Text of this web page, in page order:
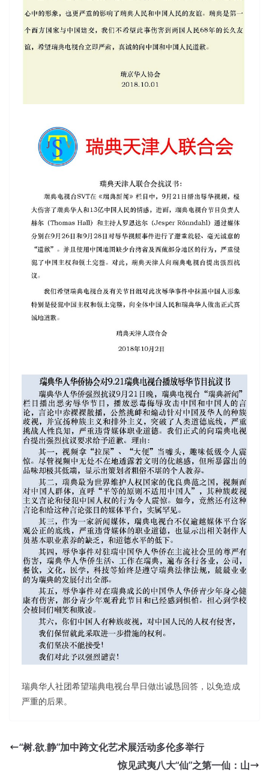
瑞典华人社团希望瑞典电视台早日做出诚恳回答，以免造成
严重的后果。
“树.欲.静”加中跨文化艺术展活动多伦多举行
惊见武夷八大“仙”之第一仙：山